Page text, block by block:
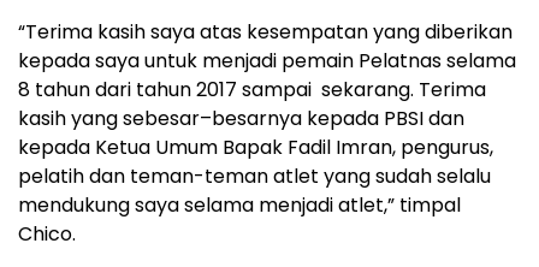
“Terima kasih saya atas kesempatan yang diberikan
kepada saya untuk menjadi pemain Pelatnas selama
8 tahun dari tahun 2017 sampai sekarang. Terima
kasih yang sebesar–besarnya kepada PBSI dan
kepada Ketua Umum Bapak Fadil Imran, pengurus,
pelatih dan teman-teman atlet yang sudah selalu
mendukung saya selama menjadi atlet,” timpal
Chico.